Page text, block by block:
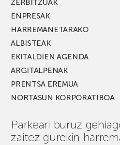
ZERBITZUAK
ENPRESAK
HARREMANETARAKO
ALBISTEAK
EKITALDIEN AGENDA
ARGITALPENAK
PRENTSA EREMUA
NORTASUN KORPORATIBOA
Parkeari buruz
zaitez gurekin